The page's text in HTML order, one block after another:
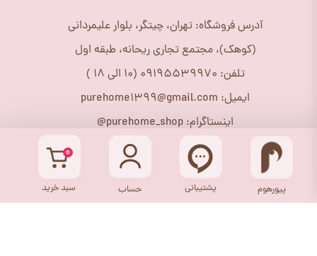
آدرس فروشگاه: تهران، چیتگر، بلوار علیمردانی
(کوهک)، مجتمع تجاری ریحانه، طبقه اول
تلفن: 09195539970 (10 الی 18 )
ایمیل: purehome1399@gmail.com
اینستاگرام: purehome_shop@
۰
پیورهوم پشتیبانی حساب سبد خرید